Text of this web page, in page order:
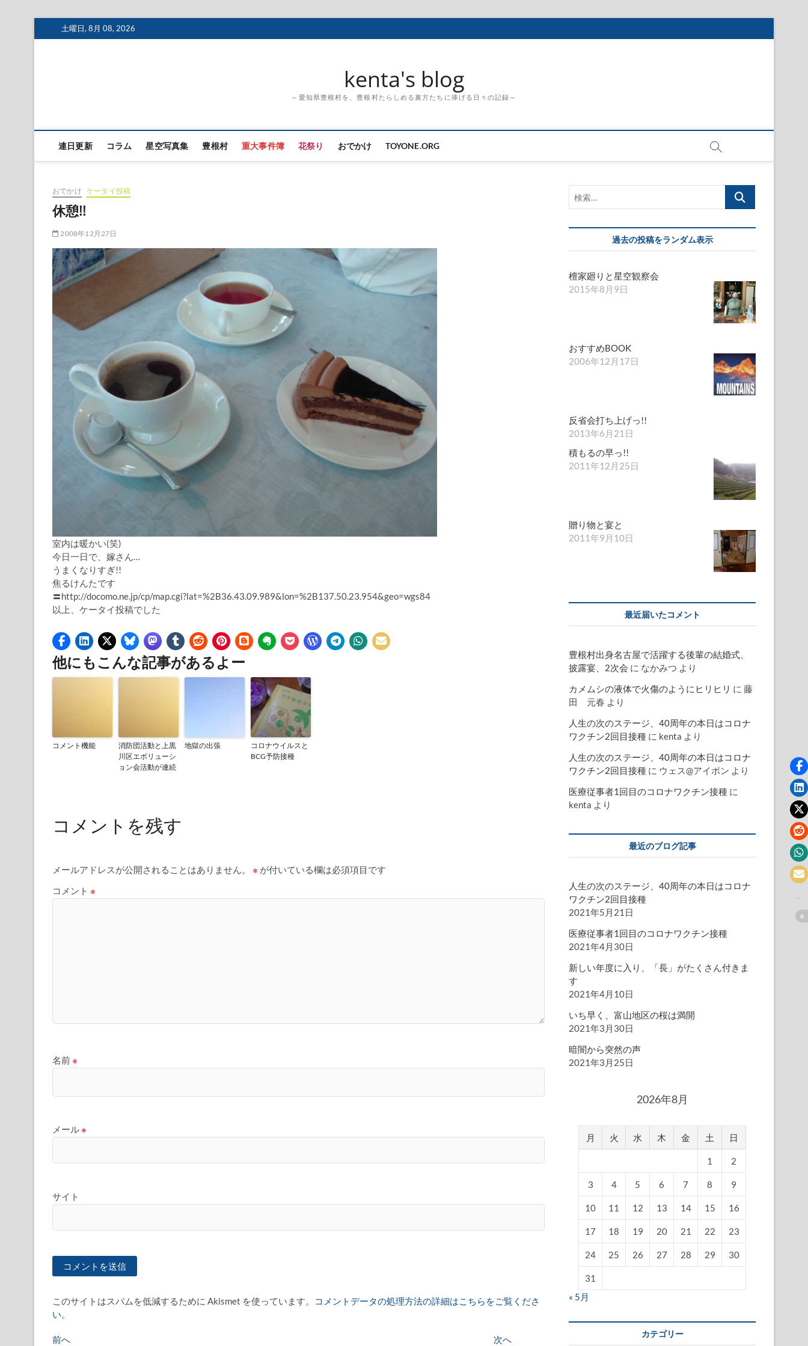
to
土曜日, 8月 08, 2026
kenta's blog
～愛知県豊根村を、豊根村たらしめる裏方たちに捧げる日々の記録～
連日更新 コラム 星空写真集 豊根村 重大事件簿 花祭り おでかけ TOYONE.ORG
おでかけ ケータイ投稿
休憩!!
2008年12月27日
室内は暖かい(笑)
今日一日で、嫁さん…
うまくなりすぎ!!
焦るけんたです
〓http://docomo.ne.jp/cp/map.cgi?lat=%2B36.43.09.989&lon=%2B137.50.23.954&geo=wgs84
以上、ケータイ投稿でした
他にもこんな記事があるよー
コメント機能
消防団活動と上黒
川区エボリューシ
ョン会活動が連続
地獄の出張
コロナウイルスと
BCG予防接種
コメントを残す
メールアドレスが公開されることはありません。 ※ が付いている欄は必須項目です
コメント ※
名前※
メール※
サイト
このサイトはスパムを低減するために Akismet を使っています。
コメントデータの処理方法の詳細はこちらをご覧くださ
い。
前へ 次へ
索…
過去の投稿をランダム表示
檀家廻りと星空観察会
2015年8月9日
おすすめBOOK
2006年12月17日
反省会打ち上げっ!!
2013年6月21日
積もるの早っ!!
2011年12月25日
贈り物と宴と
2011年9月10日
最近届いたコメント
豊根村出身名古屋で活躍する後輩の結婚式、
披露宴、2次会 に なかみつ より
カメムシの液体で火傷のようにヒリヒリ に 藤
田 元春 より
人生の次のステージ、40周年の本日はコロナ
ワクチン2回目接種 に kenta より
人生の次のステージ、40周年の本日はコロナ
ワクチン2回目接種 に ウェス@アイポン より
医療従事者1回目のコロナワクチン接種 に
kenta より
最近のブログ記事
人生の次のステージ、40周年の本日はコロナ
ワクチン2回目接種
2021年5月21日
医療従事者1回目のコロナワクチン接種
2021年4月30日
新しい年度に入り、「長」がたくさん付きま
す
2021年4月10日
いち早く、富山地区の桜は満開
2021年3月30日
暗闇から突然の声
2021年3月25日
2026年8月
月 火 水 木 金 土 日
1 2
3 4 5 6 7 8 9
10 11 12 13 14 15 16
17 18 19 20 21 22 23
24 25 26 27 28 29 30
31
« 5月
カテゴリー